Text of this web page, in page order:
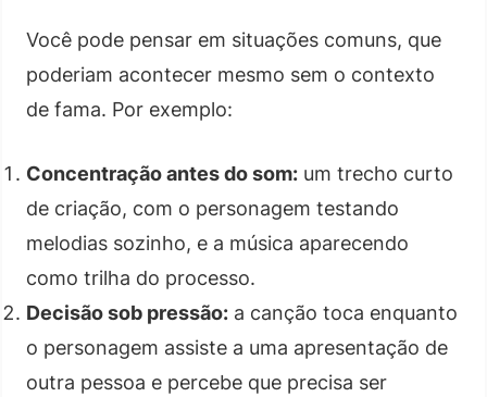
Você pode pensar em situações comuns, que
poderiam acontecer mesmo sem o contexto
de fama. Por exemplo:
Concentração antes do som: um trecho curto
de criação, com o personagem testando
melodias sozinho, e a música aparecendo
como trilha do processo.
Decisão sob pressão: a canção toca enquanto
o personagem assiste a uma apresentação de
outra pessoa e percebe que precisa ser